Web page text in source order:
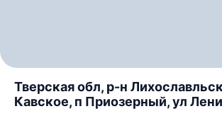
Тверская обл, р-н
Кавское, п Приозерный, ул